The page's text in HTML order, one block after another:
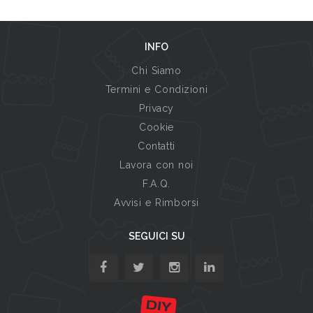
INFO
Chi Siamo
Termini e Condizioni
Privacy
Cookie
Contatti
Lavora con noi
F.A.Q.
Avvisi e Rimborsi
SEGUICI SU